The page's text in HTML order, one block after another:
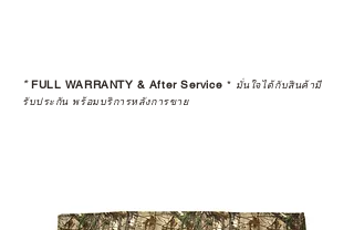
*FULL WARRANTY & After Service * มั่นใจได้กับสินค้ามี
รับประกัน พร้อมบริการหลังการขาย